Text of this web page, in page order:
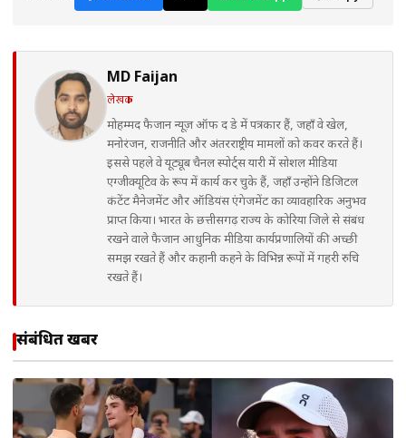
MD Faijan
लेखक
मोहम्मद फैजान न्यूज़ ऑफ द डे में पत्रकार हैं, जहाँ वे खेल,
मनोरंजन, राजनीति और अंतरराष्ट्रीय मामलों को कवर करते हैं।
इससे पहले वे यूट्यूब चैनल स्पोर्ट्स यारी में सोशल मीडिया
एग्जीक्यूटिव के रूप में कार्य कर चुके हैं, जहाँ उन्होंने डिजिटल
कंटेंट मैनेजमेंट और ऑडियंस एंगेजमेंट का व्यावहारिक अनुभव
प्राप्त किया। भारत के छत्तीसगढ़ राज्य के कोरिया जिले से संबंध
रखने वाले फैजान आधुनिक मीडिया कार्यप्रणालियों की अच्छी
समझ रखते हैं और कहानी कहने के विभिन्न रूपों में गहरी रुचि
रखते हैं।
संबंधित खबरें